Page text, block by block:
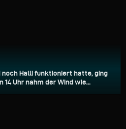
Halli funktioniert hatte, ging
14 Uhr nahm der Wind wie...